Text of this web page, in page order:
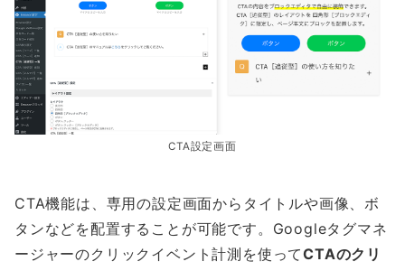
CTA設定画面
CTA機能は、専用の設定画面からタイトルや画像、ボ
タンなどを配置することが可能です。Googleタグマネ
ージャーのクリックイベント計測を使ってCTAのクリ